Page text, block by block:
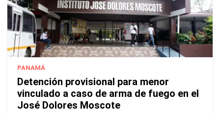
PANAMÁ
Detención provisional para menor
vinculado a caso de arma de fuego en el
José Dolores Moscote